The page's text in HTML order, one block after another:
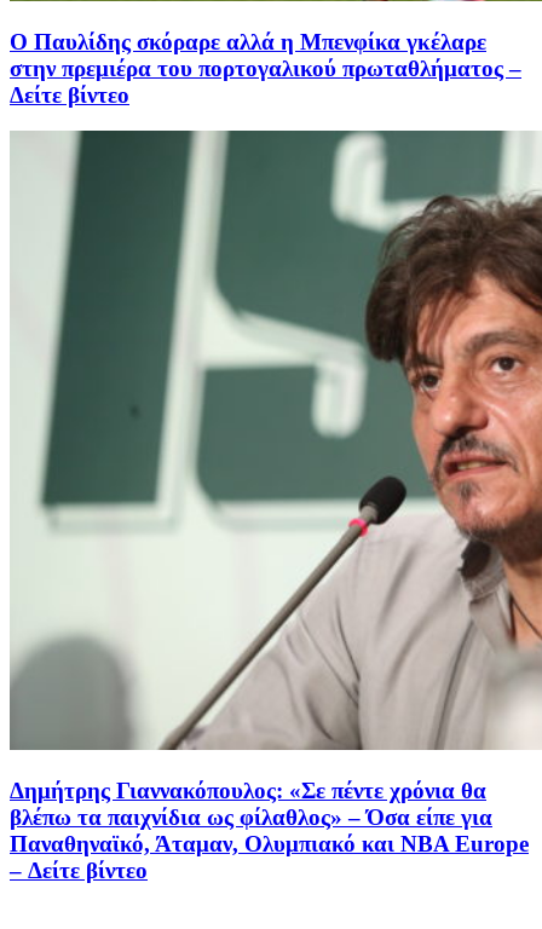
Ο Παυλίδης σκόραρε αλλά η Μπενφίκα γκέλαρε
στην πρεμιέρα του πορτογαλικού πρωταθλήματος –
Δείτε βίντεο
Δημήτρης Γιαννακόπουλος: «Σε πέντε χρόνια θα
βλέπω τα παιχνίδια ως φίλαθλος» – Όσα είπε για
Παναθηναϊκό, Άταμαν, Ολυμπιακό και NBA Europe
– Δείτε βίντεο